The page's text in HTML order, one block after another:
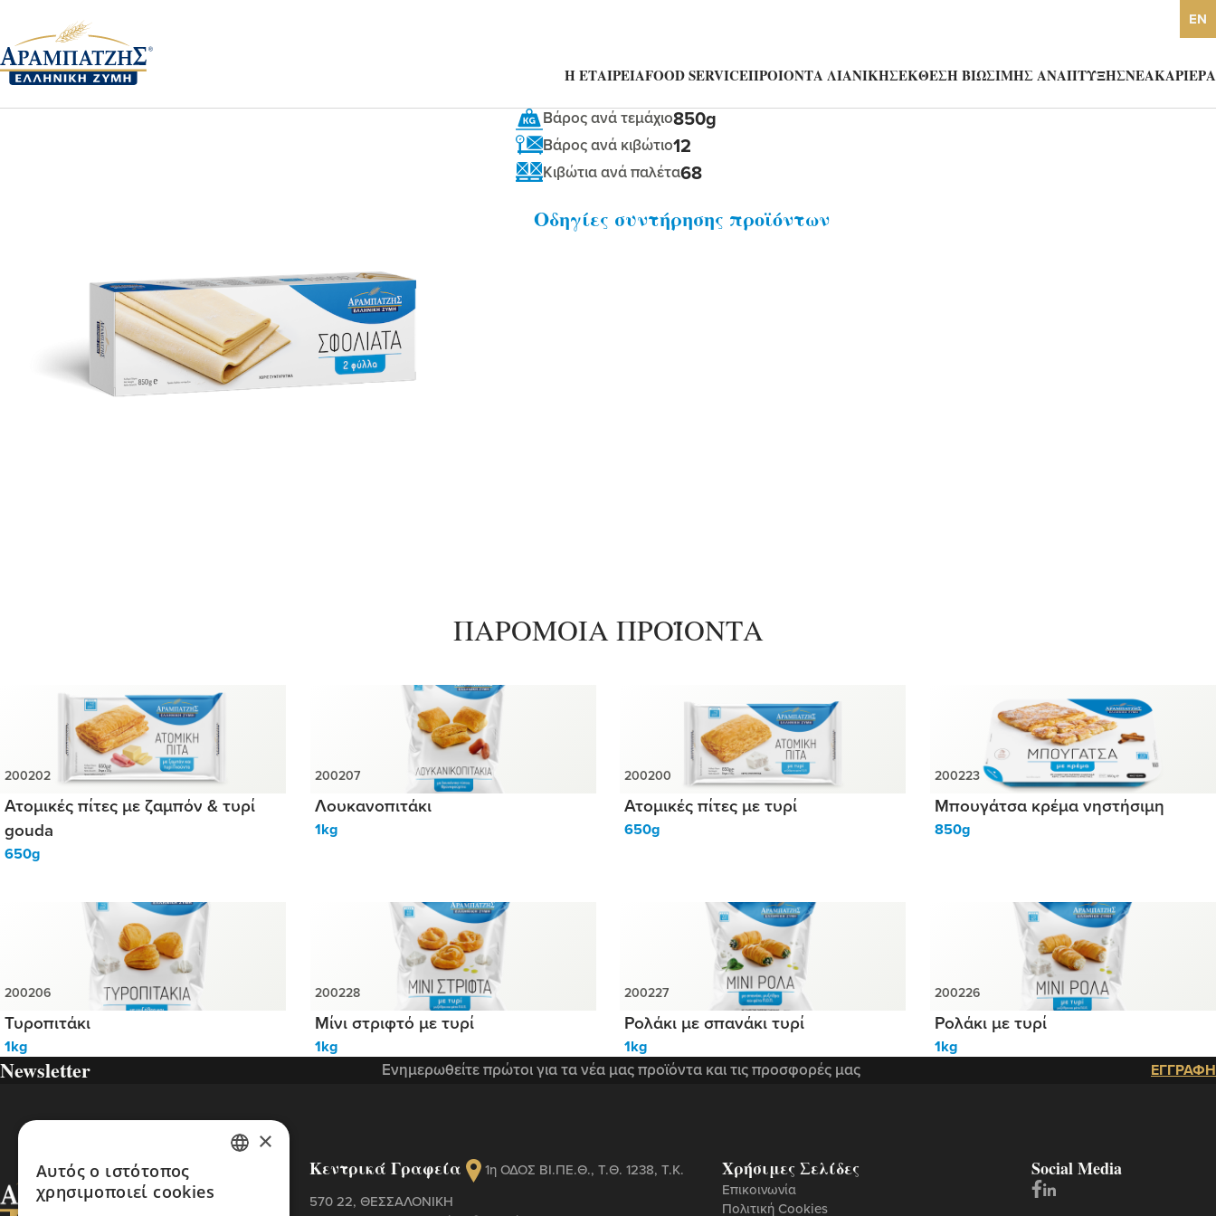
EN
Η ΕΤΑΙΡΕΙΑFOOD SERVICEΠΡΟΙΟΝΤΑ ΛΙΑΝΙΚΗΣΕΚΘΕΣΗ ΒΙΩΣΙΜΗΣ ΑΝΑΠΤΥΞΗΣΝΕΑΚΑΡΙΕΡΑ
Σφολιάτα
200231
Βάρος ανά τεμάχιο850g
Βάρος ανά κιβώτιο12
Κιβώτια ανά παλέτα68
Οδηγίες συντήρησης προϊόντων
ΠΑΡΟΜΟΙΑ ΠΡΟΪΟΝΤΑ
Ατομικές πίτες με ζαμπόν & τυρί
gouda
650g
Λουκανοπιτάκι
1kg
Ατομικές πίτες με τυρί
650g
Μπουγάτσα κρέμα νηστήσιμη
850g
Τυροπιτάκι
1kg
Μίνι στριφτό με τυρί
1kg
Ρολάκι με σπανάκι τυρί
1kg
Ρολάκι με τυρί
1kg
Newsletter Ενημερωθείτε πρώτοι για τα νέα μας προϊόντα και τις προσφορές μας ΕΓΓΡΑΦΗ
Κεντρικά Γραφεία
1η ΟΔΟΣ ΒΙ.ΠΕ.Θ., Τ.Θ. 1238, Τ.Κ.
570 22, ΘΕΣΣΑΛΟΝΙΚΗ
Χρήσιμες Σελίδες
Επικοινωνία
Πολιτική Cookies
Social Media
×
Αυτός ο ιστότοπος
χρησιμοποιεί cookies